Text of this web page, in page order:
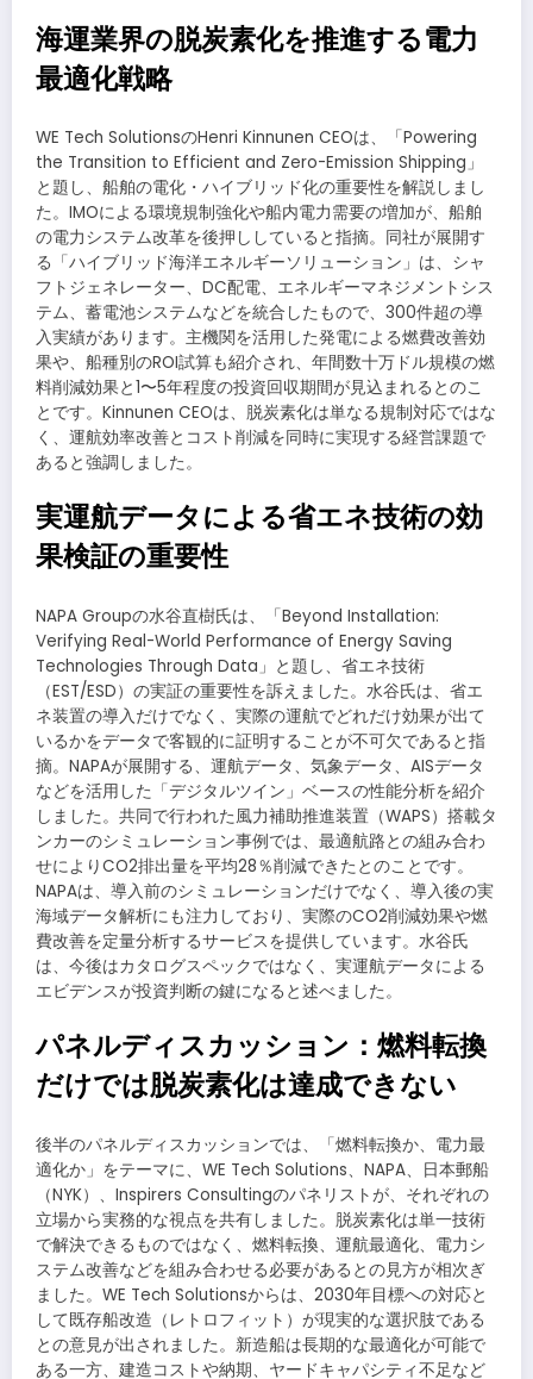
海運業界の脱炭素化を推進する電力
最適化戦略
WE Tech SolutionsのHenri Kinnunen CEOは、「Powering
the Transition to Efficient and Zero-Emission Shipping」
と題し、船舶の電化・ハイブリッド化の重要性を解説しまし
た。IMOによる環境規制強化や船内電力需要の増加が、船舶
の電力システム改革を後押ししていると指摘。同社が展開す
る「ハイブリッド海洋エネルギーソリューション」は、シャ
フトジェネレーター、DC配電、エネルギーマネジメントシス
テム、蓄電池システムなどを統合したもので、300件超の導
入実績があります。主機関を活用した発電による燃費改善効
果や、船種別のROI試算も紹介され、年間数十万ドル規模の燃
料削減効果と1〜5年程度の投資回収期間が見込まれるとのこ
とです。Kinnunen CEOは、脱炭素化は単なる規制対応ではな
く、運航効率改善とコスト削減を同時に実現する経営課題で
あると強調しました。
実運航データによる省エネ技術の効
果検証の重要性
NAPA Groupの水谷直樹氏は、「Beyond Installation:
Verifying Real-World Performance of Energy Saving
Technologies Through Data」と題し、省エネ技術
（EST/ESD）の実証の重要性を訴えました。水谷氏は、省エ
ネ装置の導入だけでなく、実際の運航でどれだけ効果が出て
いるかをデータで客観的に証明することが不可欠であると指
摘。NAPAが展開する、運航データ、気象データ、AISデータ
などを活用した「デジタルツイン」ベースの性能分析を紹介
しました。共同で行われた風力補助推進装置（WAPS）搭載タ
ンカーのシミュレーション事例では、最適航路との組み合わ
せによりCO2排出量を平均28％削減できたとのことです。
NAPAは、導入前のシミュレーションだけでなく、導入後の実
海域データ解析にも注力しており、実際のCO2削減効果や燃
費改善を定量分析するサービスを提供しています。水谷氏
は、今後はカタログスペックではなく、実運航データによる
エビデンスが投資判断の鍵になると述べました。
パネルディスカッション：燃料転換
だけでは脱炭素化は達成できない
後半のパネルディスカッションでは、「燃料転換か、電力最
適化か」をテーマに、WE Tech Solutions、NAPA、日本郵船
（NYK）、Inspirers Consultingのパネリストが、それぞれの
立場から実務的な視点を共有しました。脱炭素化は単一技術
で解決できるものではなく、燃料転換、運航最適化、電力シ
ステム改善などを組み合わせる必要があるとの見方が相次ぎ
ました。WE Tech Solutionsからは、2030年目標への対応と
して既存船改造（レトロフィット）が現実的な選択肢である
との意見が出されました。新造船は長期的な最適化が可能で
ある一方、建造コストや納期、ヤードキャパシティ不足など